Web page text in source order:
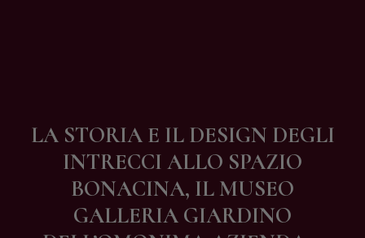
LA STORIA E IL DESIGN DEGLI
INTRECCI ALLO SPAZIO
BONACINA, IL MUSEO
GALLERIA GIARDINO
Contatti